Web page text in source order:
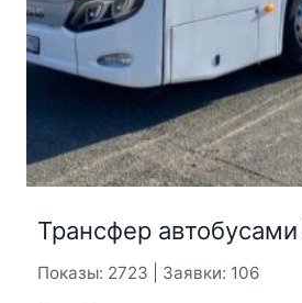
Трансфер
Показы: 2723 | Заявки: 106